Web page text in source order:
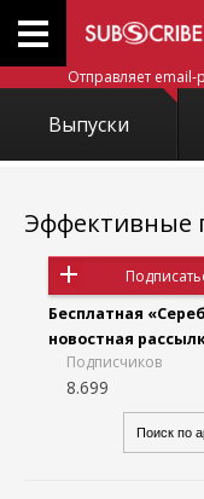
Отправляет
Выпуски
Эффективные
Бесплатная
новостная
Подписчиков
8.699